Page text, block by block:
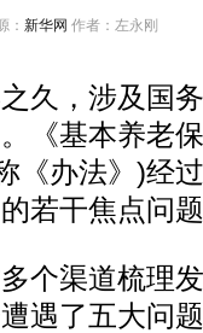
： 新华网 作者：左永刚
，涉及国务
《基本养老
《办法》)经
若干焦点问题
渠道梳理发
遇了五大问